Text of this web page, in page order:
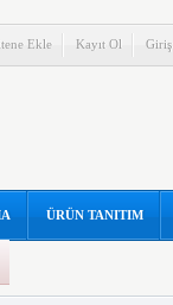
Ekle Kayıt Ol Giriş
ÜRÜN TANITIM